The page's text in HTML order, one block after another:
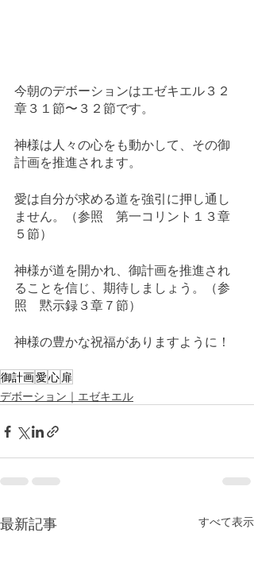
今朝のデボーションはエゼキエル３２
章３１節〜３２節です。
神様は人々の心をも動かして、その御
計画を推進されます。
愛は自分が求める道を強引に押し通し
ません。（参照　第一コリント１３章
５節）
神様が道を開かれ、御計画を推進され
ることを信じ、期待しましょう。（参
照　黙示録３章７節）
神様の豊かな祝福がありますように！
御計画愛心扉
デボーション｜エゼキエル
最新記事 すべて表示